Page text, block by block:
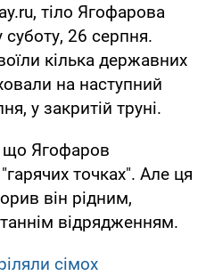
тіло Ягофарова
26 серпня.
кілька державних
на наступний
у закритій труні.
що Ягофаров
точках". Але ця
він рідним,
відрядженням.
сімох